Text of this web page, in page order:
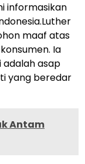
informasikan
maaf atas
Ia
adalah asap
yang beredar
Antam